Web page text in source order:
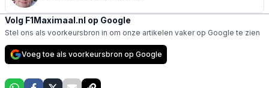
Volg F1Maximaal.nl op Google
Stel ons als voorkeursbron in om onze artikelen vaker op Google te zien
Voeg toe als voorkeursbron op Google